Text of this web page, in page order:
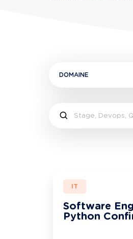
DOMAINE
IT
Software
Python